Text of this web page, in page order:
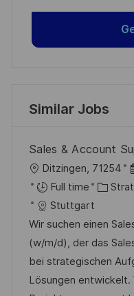
Similar Jobs
Sales & Account
L
o
c
a
t
i
o
Ditzingen, 71254
t
Full time
C
t
e
g
o
Stuttgart
Wir suchen einen
(w/m/d), der das
bei strategischen
Lösungen entwickelt.